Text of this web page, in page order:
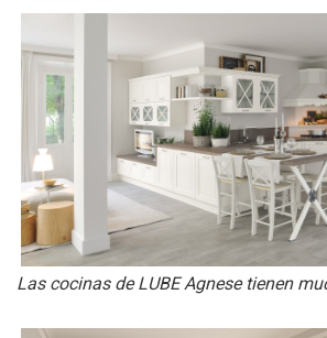
Las cocinas de LUBE Agnese tienen